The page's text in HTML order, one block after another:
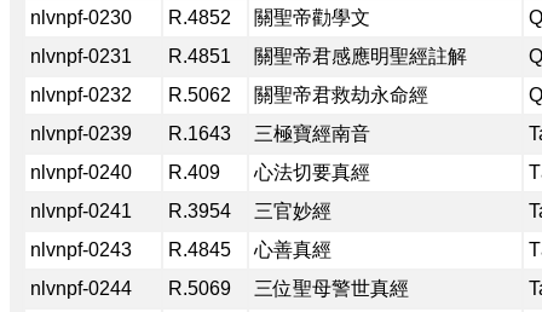
nlvnpf-0230
R.4852 關聖帝勸學文
nlvnpf-0231
R.4851 關聖帝君感應明聖經註解
nlvnpf-0232
R.5062 關聖帝君救劫永命經
nlvnpf-0239
R.1643 三極寶經南音
nlvnpf-0240
R.409 心法切要真經
nlvnpf-0241
R.3954 三官妙經
nlvnpf-0243
R.4845 心善真經
nlvnpf-0244
R.5069 三位聖母警世真經